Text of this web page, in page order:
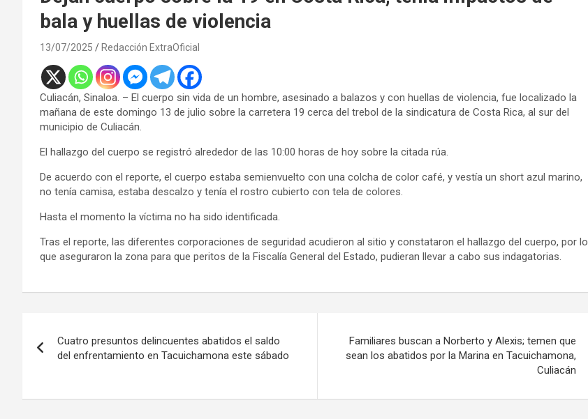
bala y huellas de violencia
13/07/2025 Redacción ExtraOficial
Culiacán, Sinaloa. – El cuerpo sin vida de un hombre, asesinado a balazos y con huellas de violencia, fue localizado la
mañana de este domingo 13 de julio sobre la carretera 19 cerca del trebol de la sindicatura de Costa Rica, al sur del
municipio de Culiacán.
El hallazgo del cuerpo se registró alrededor de las 10:00 horas de hoy sobre la citada rúa.
De acuerdo con el reporte, el cuerpo estaba semienvuelto con una colcha de color café, y vestía un short azul marino,
no tenía camisa, estaba descalzo y tenía el rostro cubierto con tela de colores.
Hasta el momento la víctima no ha sido identificada.
Tras el reporte, las diferentes corporaciones de seguridad acudieron al sitio y constataron el hallazgo del cuerpo, por lo
que aseguraron la zona para que peritos de la Fiscalía General del Estado, pudieran llevar a cabo sus indagatorias.
de
Cuatro presuntos delincuentes abatidos el saldo
del enfrentamiento en Tacuichamona este sábado
Familiares buscan a Norberto y Alexis; temen que
sean los abatidos por la Marina en Tacuichamona,
Culiacán